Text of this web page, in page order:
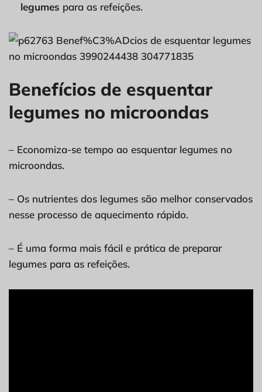
legumes para as refeições.
Benefícios de esquentar
legumes no microondas
– Economiza-se tempo ao esquentar legumes no
microondas.
– Os nutrientes dos legumes são melhor conservados
nesse processo de aquecimento rápido.
– É uma forma mais fácil e prática de preparar
legumes para as refeições.